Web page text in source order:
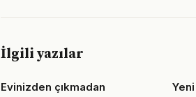
İlgili yazılar
Evinizden çıkmadan